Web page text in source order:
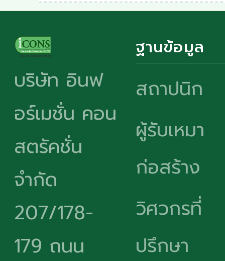
บริษัท อินฟ
อร์เมชั่น คอน
สตรัคชั่น
จำกัด
207/178-
179 ถนน
ฐานข้อมูล
สถาปนิก
ผู้รับเหมา
ก่อสร้าง
วิศวกรที่
ปรึกษา